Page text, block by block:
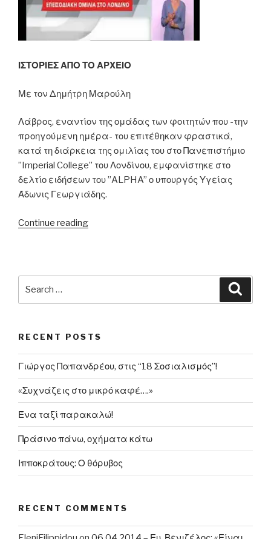
ΙΣΤΟΡΙΕΣ ΑΠΟ ΤΟ ΑΡΧΕΙΟ
Με τον Δημήτρη Μαρούλη
Λάβρος, εναντίον της ομάδας των φοιτητών που -την
προηγούμενη ημέρα- του επιτέθηκαν φραστικά,
κατά τη διάρκεια της ομιλίας του στο Πανεπιστήμιο
”Imperial College” του Λονδίνου, εμφανίστηκε στο
δελτίο ειδήσεων του ”ALPHA” ο υπουργός Υγείας
Άδωνις Γεωργιάδης.
Continue reading“17.03.2014
RECENT POSTS
Γιώργος Παπανδρέου, στις “18 Σοσιαλισμός”!
«Συχνάζεις στο μικρό καφέ….»
Ένα ταξί παρακαλώ!
Πράσινο πάνω, οχήματα κάτω
Ιπποκράτους: Ο θόρυβος
RECENT COMMENTS